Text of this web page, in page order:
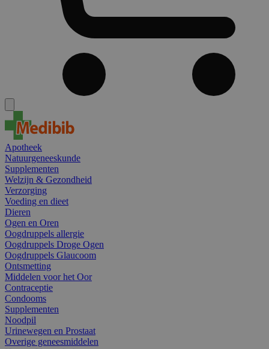
Apotheek
Natuurgeneeskunde
Supplementen
Welzijn & Gezondheid
Verzorging
Voeding en dieet
Dieren
Ogen en Oren
Oogdruppels allergie
Oogdruppels Droge Ogen
Oogdruppels Glaucoom
Ontsmetting
Middelen voor het Oor
Contraceptie
Condooms
Supplementen
Noodpil
Urinewegen en Prostaat
Overige geneesmiddelen